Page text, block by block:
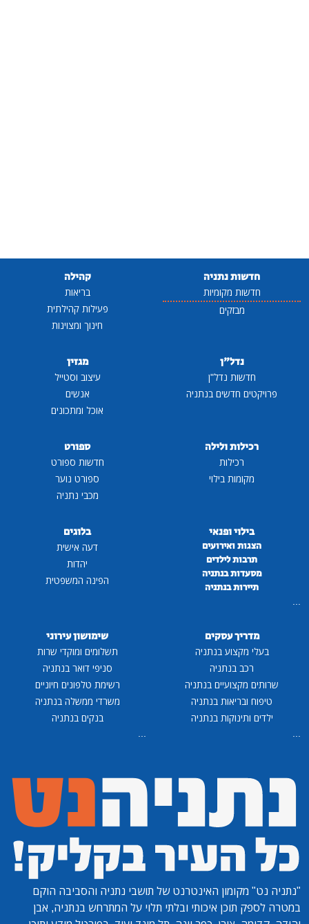
חדשות נתניה
חדשות מקומיות
מבזקים
קהילה
בריאות
פעילות קהילתית
חינוך ומצוינות
נדל"ן
חדשות נדל"ן
פרויקטים חדשים בנתניה
מגזין
עיצוב וסטייל
אנשים
אוכל ומתכונים
רכילות ולילה
רכילות
מקומות בילוי
ספורט
חדשות ספורט
ספורט נוער
מכבי נתניה
בילוי ופנאי
הצגות ואירועים
תרבות לילדים
מסעדות בנתניה
תיירות בנתניה
...
בלוגים
דעה אישית
יהדות
הפינה המשפטית
מדריך עסקים
בעלי מקצוע בנתניה
רכב בנתניה
שרותים מקצועיים בנתניה
טיפוח ובריאות בנתניה
ילדים ותינוקות בנתניה
...
שימושון עירוני
תשלומים ומוקדי שרות
סניפי דואר בנתניה
רשימת טלפונים חיוניים
משרדי ממשלה בנתניה
בנקים בנתניה
...
"נתניה נט" מקומון האינטרנט של תושבי נתניה והסביבה הוקם
במטרה לספק תוכן איכותי ובלתי תלוי על המתרחש בנתניה, אבן